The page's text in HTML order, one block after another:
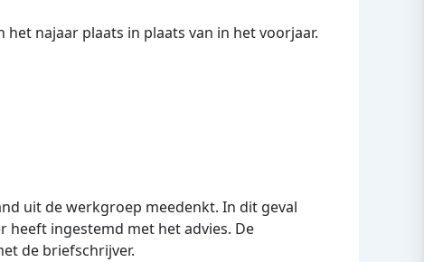
najaar plaats in plaats van in het voorjaar.
uit de werkgroep meedenkt. In dit geval
heeft ingestemd met het advies. De
de briefschrijver.